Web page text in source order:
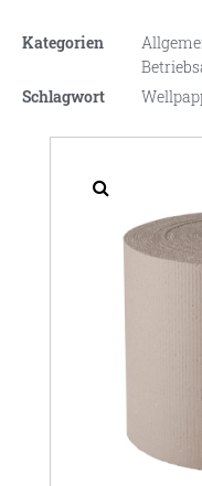
Kategorien
Schlagwort